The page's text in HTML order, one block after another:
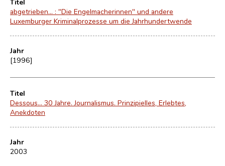
abgetrieben... : "Die Engelmacherinnen" und andere
Luxemburger Kriminalprozesse um die Jahrhundertwende
Jahr
[1996]
Titel
Dessous... 30 Jahre. Journalismus. Prinzipielles, Erlebtes,
Anekdoten
Jahr
2003